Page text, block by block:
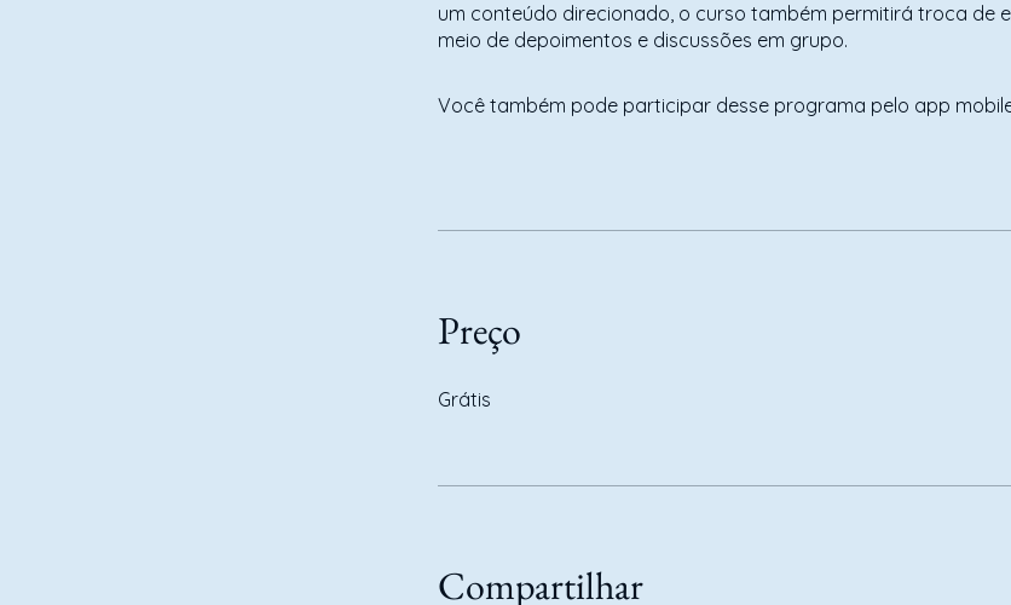
um conteúdo direcionado, o curso também permitirá troca de
meio de depoimentos e discussões em grupo.
Você também pode participar desse programa pelo app
Preço
Grátis
Compartilhar